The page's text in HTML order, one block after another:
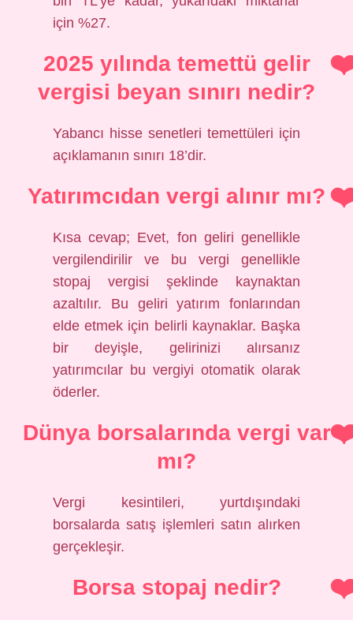
için %27.
2025 yılında temettü gelir
vergisi beyan sınırı nedir?
Yabancı hisse senetleri temettüleri için
açıklamanın sınırı 18’dir.
Yatırımcıdan vergi alınır mı?
Kısa cevap; Evet, fon geliri genellikle
vergilendirilir ve bu vergi genellikle
stopaj vergisi şeklinde kaynaktan
azaltılır. Bu geliri yatırım fonlarından
elde etmek için belirli kaynaklar. Başka
bir deyişle, gelirinizi alırsanız
yatırımcılar bu vergiyi otomatik olarak
öderler.
Dünya borsalarında vergi var
mı?
Vergi kesintileri, yurtdışındaki
borsalarda satış işlemleri satın alırken
gerçekleşir.
Borsa stopaj nedir?